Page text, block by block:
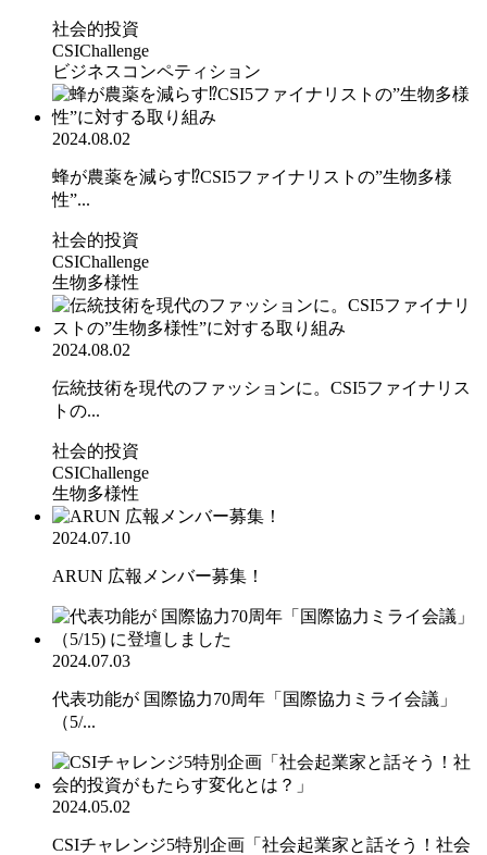
社会的投資
CSIChallenge
ビジネスコンペティション
2024.08.02
蜂が農薬を減らす⁉CSI5ファイナリストの”生物多様
性”...
社会的投資
CSIChallenge
生物多様性
2024.08.02
伝統技術を現代のファッションに。CSI5ファイナリス
トの...
社会的投資
CSIChallenge
生物多様性
2024.07.10
ARUN 広報メンバー募集！
2024.07.03
代表功能が 国際協力70周年「国際協力ミライ会議」
（5/...
2024.05.02
CSIチャレンジ5特別企画「社会起業家と話そう！社会